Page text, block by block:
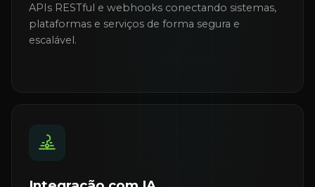
APIs RESTful e webhooks conectando sistemas,
plataformas e serviços de forma segura e
escalável.